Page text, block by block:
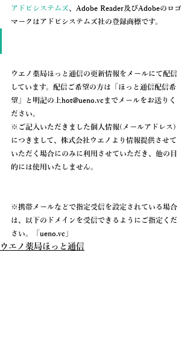
アドビシステムズ、Adobe Reader及びAdobeのロゴ
マークはアドビシステムズ社の登録商標です。
ウエノ薬局ほっと通信の更新情報をメールにて配信
しています。配信ご希望の方は「 ほっと通信配信希
望 」と明記の上hot@ueno.vcまでメールをお送りく
ださい。
※ご記入いただきました個人情報(メールアドレス)
につきまして、株式会社ウエノより情報提供させて
いただく場合にのみに利用させていただき、他の目
的には使用いたしません。
※携帯メールなどで指定受信を設定されている場合
は、以下のドメインを受信できるようにご指定くだ
さい。「 ueno.vc 」
ウエノ薬局ほっと通信